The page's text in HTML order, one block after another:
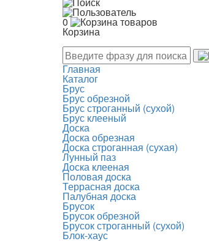
0
Корзина
Главная
Каталог
Брус
Брус обрезной
Брус строганный (сухой)
Брус клееный
Доска
Доска обрезная
Доска строганная (сухая)
Лунный паз
Доска клееная
Половая доска
Террасная доска
Палубная доска
Брусок
Брусок обрезной
Брусок строганный (сухой)
Блок-хаус